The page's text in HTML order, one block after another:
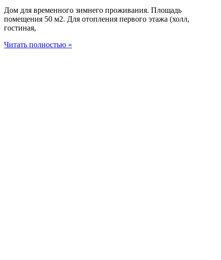
Дом для временного зимнего проживания. Площадь
помещения 50 м2. Для отопления первого этажа (холл,
гостиная,
Читать полностью »